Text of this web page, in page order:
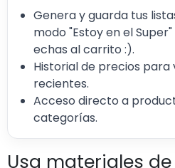
Genera y guarda tus
modo "Estoy en el
echas al carrito :).
Historial de precios
recientes.
Acceso directo a
categorías.
Usa materiales